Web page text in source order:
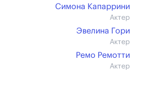
Симона Капаррини
Актер
Эвелина Гори
Актер
Ремо Ремотти
Актер